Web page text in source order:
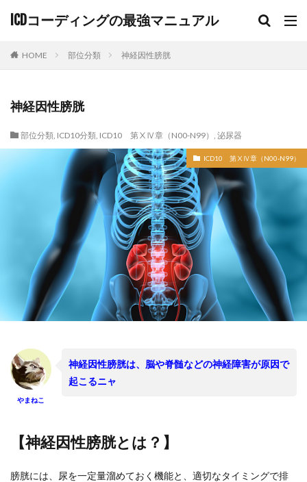
ICDコーディングの最強マニュアル
HOME 部位分類 神経因性膀胱
神経因性膀胱
部位分類, ICD10分類, ICD10 第ⅩⅣ章（N00-N99） , 泌尿器
ICD10 第ⅩⅣ章（N00-N99）
やまねこ
神経因性膀胱は、脳や脊髄などの神経障害が原因で
起こるニャ
【神経因性膀胱とは？】
膀胱には、尿を一定量溜めておく機能と、適切なタイミングで排